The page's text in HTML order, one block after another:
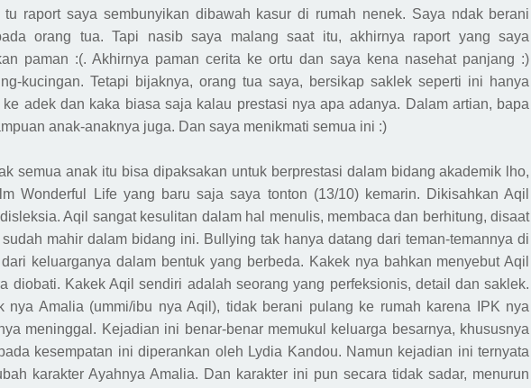
tu raport saya sembunyikan dibawah kasur di rumah nenek. Saya ndak berani
orang tua. Tapi nasibsaya malang saat itu, akhirnya raport yangsaya
paman :(. Akhirnya paman cerita ke ortu dan saya kena nasehat panjang :)
kucingan. Tetapi bijaknya, orang tua saya, bersikap saklek seperti ini hanya
ke adek dan kaka biasa saja kalau prestasi nya apa adanya. Dalam artian, bapa
anak-anaknya juga. Dan saya menikmati semua ini :)
semua anak itu bisa dipaksakan untuk berprestasi dalam bidangakademik lho,
Wonderful Life yang baru saja saya tonton (13/10) kemarin. Dikisahkan Aqil
. Aqil sangat kesulitan dalam hal menulis, membaca dan berhitung,disaat
sudah mahir dalam bidang ini. Bullying tak hanya datang dari teman-temannya di
keluarganya dalam bentuk yang berbeda. Kakek nya bahkan menyebutAqil
diobati. KakekAqil sendiri adalah seorang yang perfeksionis, detail dan saklek.
nya Amalia (ummi/ibu nya Aqil), tidak berani pulang ke rumah karena IPK nya
meninggal. Kejadian ini benar-benar memukul keluarga besarnya, khususnya
kesempatan ini diperankan oleh Lydia Kandou. Namun kejadian ini ternyata
karakter Ayahnya Amalia. Dan karakter ini pun secara tidak sadar, menurun